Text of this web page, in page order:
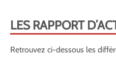
LES RAPPORT
Retrouvez ci-dessous les